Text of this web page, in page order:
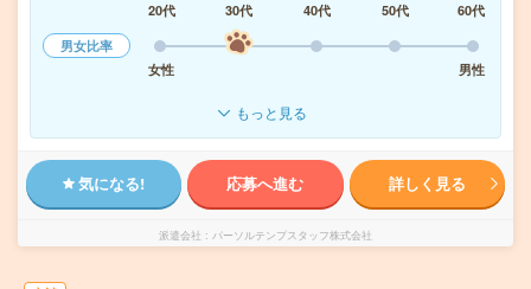
20代
30代 40代 50代
60代
男女比率
女性
男性
もっと見る
気になる! 応募へ進む 詳しく見る
派遣会社 パーソルテンプスタッフ株式会社